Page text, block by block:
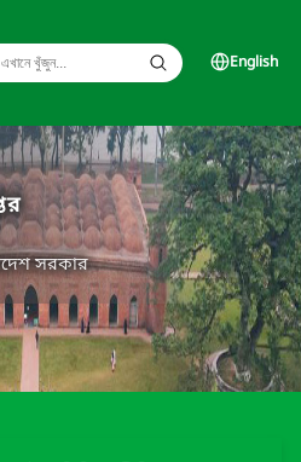
English
সরকার